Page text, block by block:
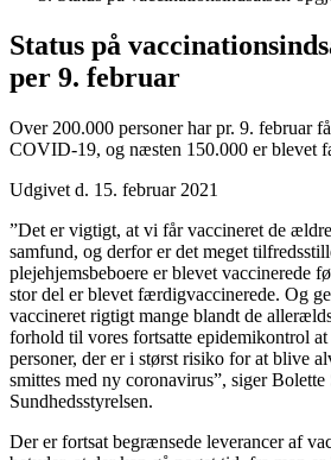
Status på
per 9. februar
Over 200.000 personer har pr. 9. februar
COVID-19, og næsten 150.000 er blevet
Udgivet d. 15. februar 2021
”Det er vigtigt, at vi får vaccineret de
samfund, og derfor er det meget
plejehjemsbeboere er blevet vaccinerede
stor del er blevet færdigvaccinerede. Og
vaccineret rigtigt mange blandt de
forhold til vores fortsatte epidemikontrol
personer, der er i størst risiko for at blive
smittes med ny coronavirus”, siger Bolette
Sundhedsstyrelsen.
Der er fortsat begrænsede leverancer af